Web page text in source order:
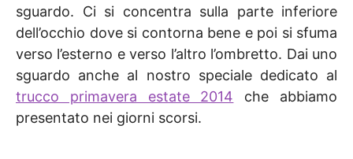
sguardo. Ci si concentra sulla parte inferiore
dell’occhio dove si contorna bene e poi si sfuma
verso l’esterno e verso l’altro l’ombretto. Dai uno
sguardo anche al nostro speciale dedicato al
trucco primavera estate 2014 che abbiamo
presentato nei giorni scorsi.